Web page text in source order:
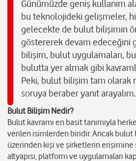
Günümüzde geniş kullanım
bu teknolojideki gelişmeler,
gelecekte de bulut bilişimin
göstererek devam edeceğini
bilişim, bulut uygulamaları,
bulutta yer almak gibi
Peki, bulut bilişim tam olarak
soruya beraber yanıt arayalım.
Bulut Bilişim Nedir?
Bulut kavramı en basit tanımıyla
verilen isimlerden biridir. Ancak
üzerinden kişi ve şirketlerin erişimine
altyapısı, platform ve uygulamaları